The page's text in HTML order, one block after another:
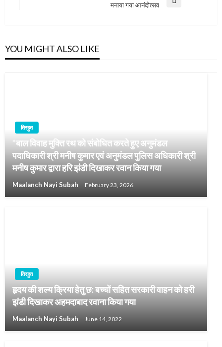
मनाया गया आनंदोत्सव
YOU MIGHT ALSO LIKE
तिरहुत
*बाल विवाह मुक्ति रथ को संबोधित करते हुए अनुमंडल
पदाधिकारी श्री मनीष कुमार एवं अनुमंडल पुलिस अधिकारी श्री
मनीष कुमार द्वारा हरि झंडी दिखाकर रवान किया गया
Maalanch Nayi Subah February 23, 2026
तिरहुत
हृदय की शल्य क्रिया हेतु छ: बच्चों सहित सरकारी वाहन को हरी
झंडी दिखाकर अहमदाबाद रवाना किया गया
Maalanch Nayi Subah June 14, 2022